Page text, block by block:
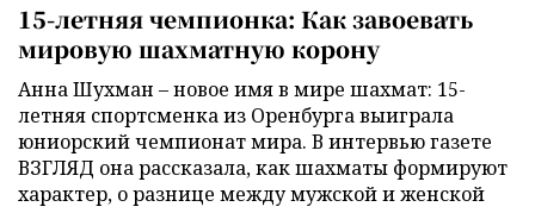
15-летняя чемпионка: Как завоевать
мировую шахматную корону
Анна Шухман – новое имя в мире шахмат: 15-
летняя спортсменка из Оренбурга выиграла
юниорский чемпионат мира. В интервью газете
ВЗГЛЯД она рассказала, как шахматы формируют
характер, о разнице между мужской и женской